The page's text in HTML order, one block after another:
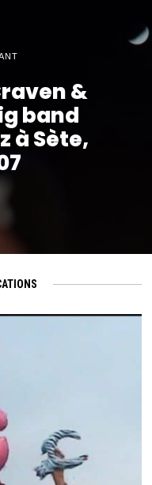
&
band
à Sète,